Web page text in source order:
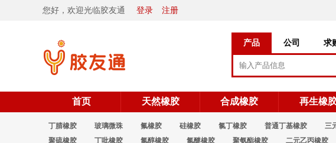
您好，欢迎光临胶友通 登录 注册
产品 公司 求
首页 天然橡胶 合成橡胶 再生橡
丁腈橡胶 玻璃微珠 氟橡胶 硅橡胶 氯丁橡胶 普通丁基橡胶 三
聚硫橡胶
丁吡橡胶 氯醇橡胶 氯醚橡胶 聚氨酯橡胶 二元乙丙橡胶